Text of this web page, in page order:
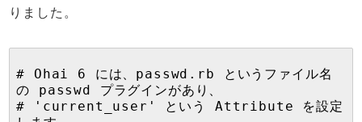
りました。
# Ohai 6 には、passwd.rb というファイル名
の passwd プラグインがあり、
# 'current_user' という Attribute を設定